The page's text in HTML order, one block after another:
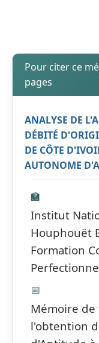
Pour citer ce
pages
ANALYSE DE
DÉBITÉ
DE CÔTE
AUTONOME
🏫
Institut
Houphouët
Formation
📅
Mémoire de
l'obtention